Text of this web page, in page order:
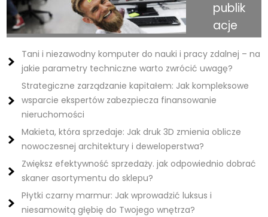
publik
acje
Tani i niezawodny komputer do nauki i pracy zdalnej – na
jakie parametry techniczne warto zwrócić uwagę?
Strategiczne zarządzanie kapitałem: Jak kompleksowe
wsparcie ekspertów zabezpiecza finansowanie
nieruchomości
Makieta, która sprzedaje: Jak druk 3D zmienia oblicze
nowoczesnej architektury i deweloperstwa?
Zwiększ efektywność sprzedaży. jak odpowiednio dobrać
skaner asortymentu do sklepu?
Płytki czarny marmur: Jak wprowadzić luksus i
niesamowitą głębię do Twojego wnętrza?